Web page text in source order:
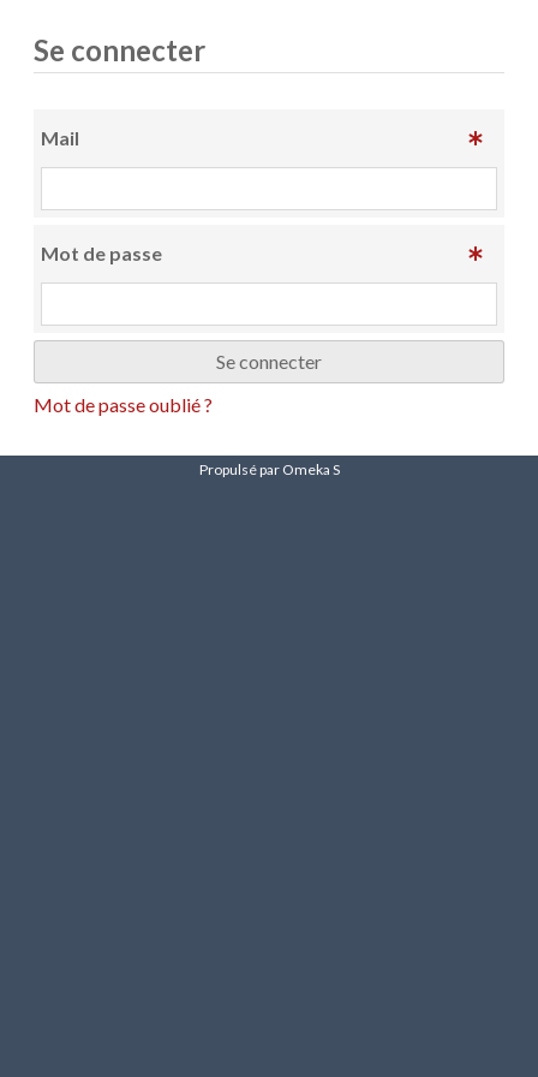
Se connecter
Mail
Mot de passe
Mot de passe oublié ?
Propulsé par Omeka S